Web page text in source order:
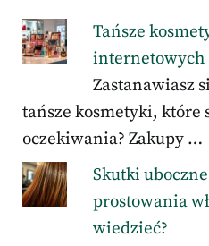
Tańsze
internetowych
Zastanawiasz
tańsze kosmetyki, które
oczekiwania? Zakupy …
Skutki
prostowania
wiedzieć?